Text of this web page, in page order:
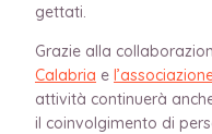
gettati.
Grazie alla
Calabria e
attività continuerà
il coinvolgimento di